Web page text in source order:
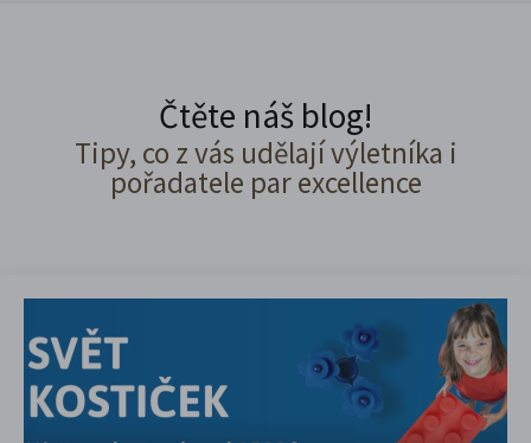
Čtěte náš blog!
Tipy, co z vás udělají výletníka i
pořadatele par excellence